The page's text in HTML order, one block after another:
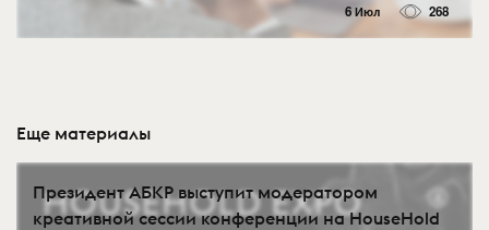
6 Июл 268
Еще материалы
Президент АБКР выступит модератором
креативной сессии конференции на HouseHold